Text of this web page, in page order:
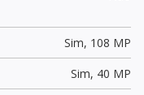
Sim, 108 MP
Sim, 40 MP